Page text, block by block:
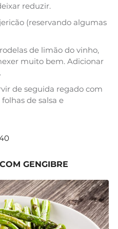
reduzir.
(reservando algumas
de limão do vinho,
muito bem. Adicionar
de seguida regado com
de salsa e
GENGIBRE